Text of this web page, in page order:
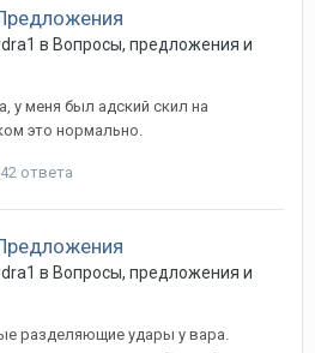
в Вопросы, предложения и
у меня был адский скил на
это нормально.
42 ответа
в Вопросы, предложения и
разделяющие удары у вара.